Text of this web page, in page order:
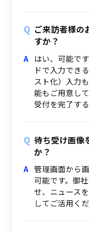
ご来訪者様の
すか？
はい、可能で
ドで入力でき
スト化）入力
能もご用意し
受付を完了す
待ち受け画像
か？
管理画面から
可能です。御
せ、ニュース
してご活用くだ